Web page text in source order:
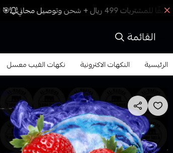
🎯
القائمة
الرئيسية النكهات الاكترونية نكهات الفيب معسل